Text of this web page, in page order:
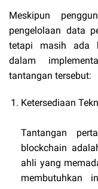
Meskipun
pengelolaan data
tetapi masih ada
dalam
tantangan tersebut:
Ketersediaan
Tantangan
blockchain
ahli yang
membutuhkan